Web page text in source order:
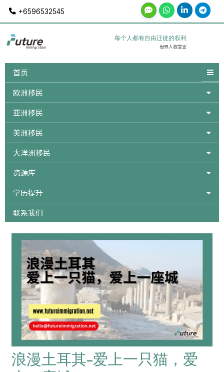
content
+6596532545
每个人都有自由迁徙的权利
世界人权宣言
首页
欧洲移民
亚洲移民
美洲移民
大洋洲移民
资源库
学历提升
联系我们
浪漫土耳其-爱上一只猫，爱
Post